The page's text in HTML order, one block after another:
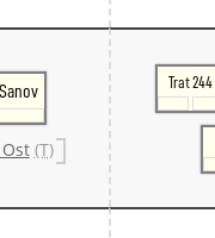
(T)
Trat 244